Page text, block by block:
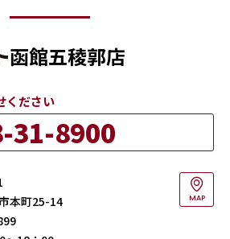
函館五稜郭店
ください
31-8900
本町25-14
MAP